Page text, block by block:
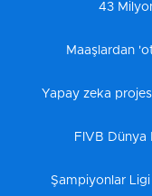
43
Maaşlardan
Yapay zeka
FIVB Dünya
Şampiyonlar Ligi